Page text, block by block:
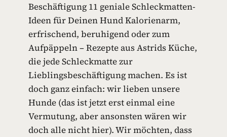
N
D
E
P
I
E
L
Z
E
U
G
Beschäftigung 11 geniale Schleckmatten-
Ideen für Deinen Hund Kalorienarm,
erfrischend, beruhigend oder zum
Aufpäppeln – Rezepte aus Astrids Küche,
die jede Schleckmatte zur
Lieblingsbeschäftigung machen. Es ist
doch ganz einfach: wir lieben unsere
Hunde (das ist jetzt erst einmal eine
Vermutung, aber ansonsten wären wir
doch alle nicht hier). Wir möchten, dass